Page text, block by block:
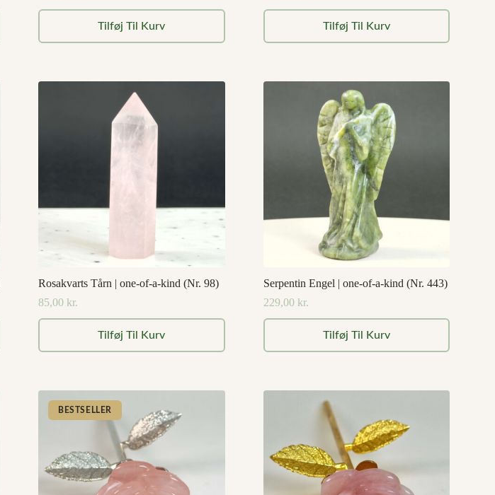
Tilføj Til Kurv Tilføj Til Kurv
Rosakvarts Tårn | one-of-a-kind (Nr. 98)
85,00 kr.
Tilføj Til Kurv
Serpentin Engel | one-of-a-kind (Nr. 443)
229,00 kr.
Tilføj Til Kurv
BESTSELLER